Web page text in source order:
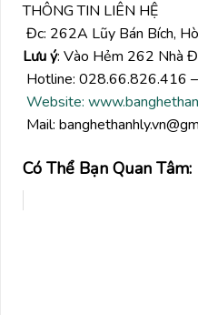
THÔNG TIN LIÊN HỆ
Đc: 262A Lũy Bán Bích,
Lưu ý: Vào Hẻm 262 Nhà
Hotline: 028.66.826.416
Website:
Mail:
Có Thể Bạn Quan Tâm: